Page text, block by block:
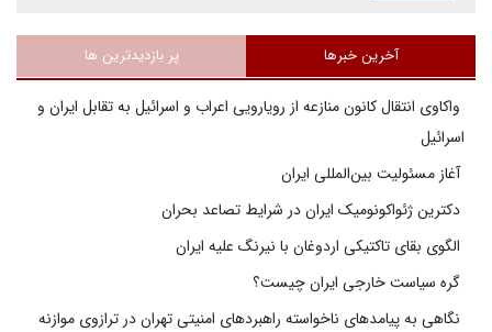
آخرین خبرها پر بازدیدترین ها
واکاوی انتقال کانون منازعه از رویارویی اعراب و اسرائیل به تقابل ایران و
اسرائیل
آغاز مسئولیت بین‌المللی ایران
دکترین ژئواکونومیک ایران در شرایط تصاعد بحران
الگوی بقای تاکتیکی اردوغان با نیرنگ علیه ایران
گره سیاست خارجی ایران چیست؟
نگاهی به پیامدهای ناخواسته راهبردهای امنیتی تهران در ترازوی موازنه